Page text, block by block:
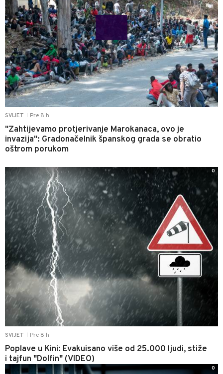
SVIJET Pre 8 h
"Zahtijevamo protjerivanje Marokanaca, ovo je
invazija": Gradonačelnik španskog grada se obratio
oštrom porukom
SVIJET Pre 8 h
Poplave u Kini: Evakuisano više od 25.000 ljudi, stiže
i tajfun "Dolfin" (VIDEO)
0
0